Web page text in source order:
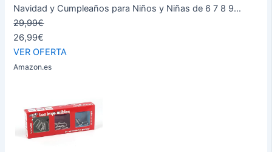
Navidad y Cumpleaños para Niños y Niñas de 6 7 8 9...
29,99€
26,99€
VER OFERTA
Amazon.es